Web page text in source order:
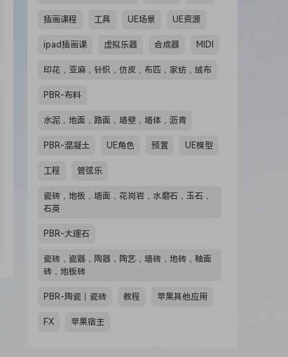
插画课程 工具 UE场景 UE资源
ipad插画课 虚拟乐器 合成器 MIDI
印花，亚麻，针织，仿皮，布匹，家纺，绒布
PBR-布料
水泥，地面，路面，墙壁，墙体，沥青
PBR-混凝土 UE角色 预置 UE模型
工程 管弦乐
瓷砖，地板，墙面，花岗岩，水磨石，玉石，
石英
PBR-大理石
瓷砖，瓷器，陶器，陶艺，墙砖，地砖，釉面
砖，地板砖
PBR-陶瓷丨瓷砖 教程 苹果其他应用
FX 苹果宿主